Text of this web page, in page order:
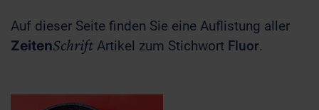
Auf dieser Seite finden Sie eine Auflistung aller
ZeitenSchrift Artikel zum Stichwort Fluor.